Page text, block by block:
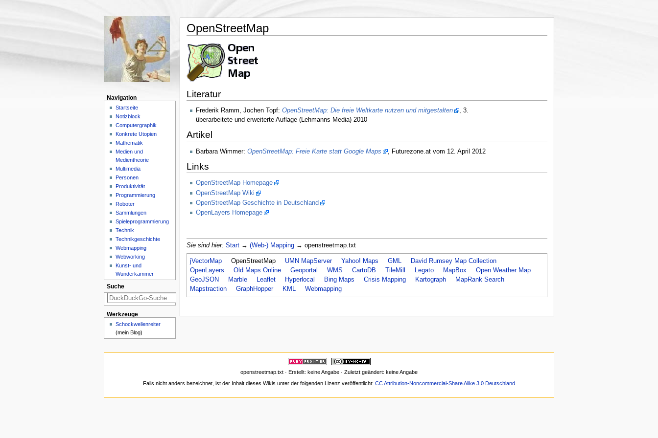
OpenStreetMap
Literatur
Frederik Ramm, Jochen Topf: OpenStreetMap: Die freie Weltkarte nutzen und mitgestalten
, 3.
überarbeitete und erweiterte Auflage (Lehmanns Media) 2010
Artikel
Barbara Wimmer: OpenStreetMap: Freie Karte statt Google Maps , Futurezone.at vom 12. April 2012
Links
OpenStreetMap Homepage
OpenStreetMap Wiki
OpenStreetMap Geschichte in Deutschland
OpenLayers Homepage
Sie sind hier: Start→ (Web-) Mapping→ openstreetmap.txt
jVectorMap OpenStreetMap UMN MapServer Yahoo! Maps GML
David Rumsey Map Collection
OpenLayers
Old Maps Online Geoportal WMS CartoDB TileMill Legato MapBox
Open Weather Map
GeoJSON
Marble Leaflet Hyperlocal Bing Maps Crisis Mapping Kartograph
MapRank Search
Mapstraction
GraphHopper KML Webmapping
Navigation
Startseite
Notizblock
Computergraphik
Konkrete Utopien
Mathematik
Medien und
Medientheorie
Multimedia
Personen
Produktivität
Programmierung
Roboter
Sammlungen
Spieleprogrammierung
Technik
Technikgeschichte
Webmapping
Webworking
Kunst- und
Wunderkammer
Suche
Werkzeuge
Schockwellenreiter
(mein Blog)
openstreetmap.txt · Erstellt: keine Angabe · Zuletzt geändert: keine Angabe
Falls nicht anders bezeichnet, ist der Inhalt dieses Wikis unter der folgenden Lizenz veröffentlicht: CC Attribution-Noncommercial-Share Alike 3.0 Deutschland